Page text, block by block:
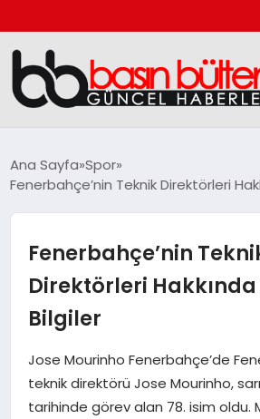
EKONOMI
MAGAZIN
SPOR
Ana Sayfa Spor
Fenerbahçe’nin Teknik Direktörleri
Fenerbahçe’nin
Direktörleri
Bilgiler
Jose Mourinho Fenerbahçe’de
teknik direktörü Jose Mourinho,
tarihinde görev alan 78. isim oldu.